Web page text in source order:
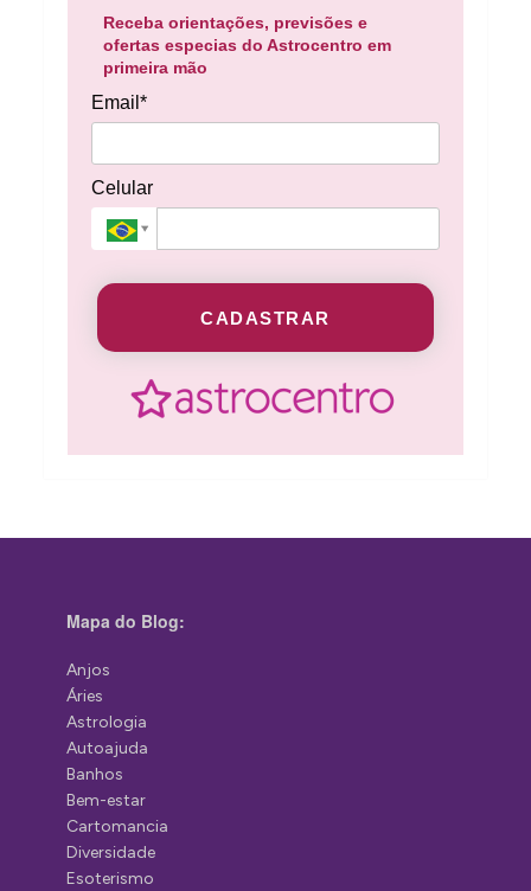
Receba orientações, previsões e
ofertas especias do Astrocentro em
primeira mão
Email*
Celular
CADASTRAR
Mapa do Blog:
Anjos
Áries
Astrologia
Autoajuda
Banhos
Bem-estar
Cartomancia
Diversidade
Esoterismo